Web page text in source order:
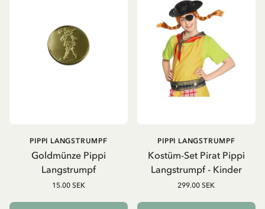
Goldmünze Pippi
Langstrumpf
PIPPI LANGSTRUMPF
15.00 SEK
Kostüm-Set Pirat Pippi
Langstrumpf - Kinder
PIPPI LANGSTRUMPF
299.00 SEK